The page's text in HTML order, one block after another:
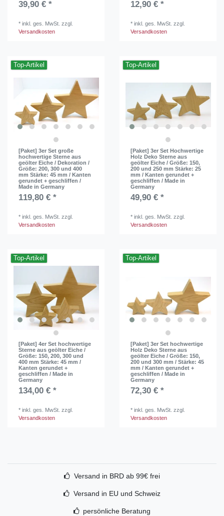
39,90 € *
*inkl. ges. MwSt. zzgl.
Versandkosten
12,90 € *
*inkl. ges. MwSt. zzgl.
Versandkosten
Top-Artikel
[Paket] 3er Set große
hochwertige Sterne aus
geölter Eiche / Dekoration /
Größe: 200, 300 und 400
mm Stärke: 45 mm / Kanten
gerundet + geschliffen /
Made in Germany
119,80 € *
*inkl. ges. MwSt. zzgl.
Versandkosten
Top-Artikel
[Paket] 3er Set Hochwertige
Holz Deko Sterne aus
geölter Eiche / Größe: 150,
200 und 250 mm Stärke: 25
mm / Kanten gerundet +
geschliffen / Made in
Germany
49,90 € *
*inkl. ges. MwSt. zzgl.
Versandkosten
Top-Artikel
[Paket] 4er Set hochwertige
Sterne aus geölter Eiche /
Größe: 150, 200, 300 und
400 mm Stärke: 45 mm /
Kanten gerundet +
geschliffen / Made in
Germany
134,00 € *
*inkl. ges. MwSt. zzgl.
Versandkosten
Top-Artikel
[Paket] 3er Set hochwertige
Holz Deko Sterne aus
geölter Eiche / Größe: 150,
200 und 300 mm / Stärke: 45
mm / Kanten gerundet +
geschliffen / Made in
Germany
72,30 € *
*inkl. ges. MwSt. zzgl.
Versandkosten
Versand in BRD ab 99€ frei
Versand in EU und Schweiz
persönliche Beratung